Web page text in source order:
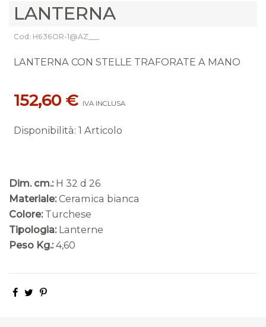
LANTERNA
Cod: H636OR-1@AZ___
LANTERNA CON STELLE TRAFORATE A MANO
152,60 € IVA INCLUSA
Disponibilità: 1 Articolo
Dim. cm.: H 32 d 26
Materiale: Ceramica bianca
Colore: Turchese
Tipologia: Lanterne
Peso Kg.: 4,60